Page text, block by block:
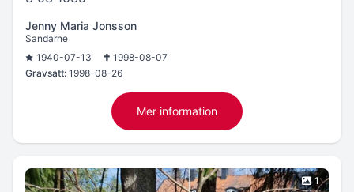
Jenny Maria Jonsson
Sandarne
1940-07-13
1998-08-07
Gravsatt: 1998-08-26
Mer information
1